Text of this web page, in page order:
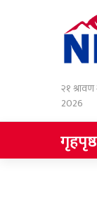
२१
2026
गृहपृष्ठ